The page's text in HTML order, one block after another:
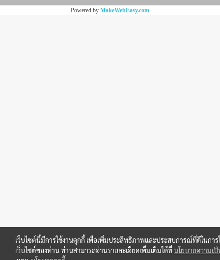
Powered by MakeWebEasy.com
เว็บไซต์นี้มีการใช้งานคุกกี้ เพื่อเพิ่มประสิทธิภาพและประสบการณ์ที่ดีในการ
เว็บไซต์ของท่าน ท่านสามารถอ่านรายละเอียดเพิ่มเติมได้ที่นโยบายความเ